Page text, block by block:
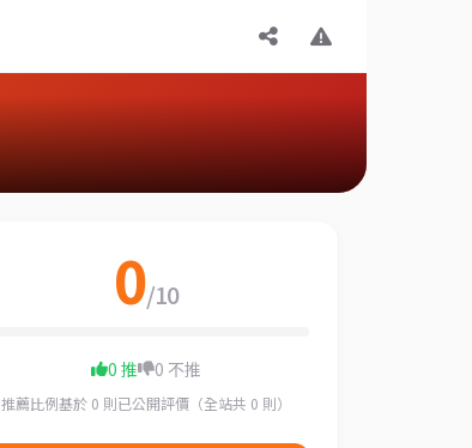
0/10
0 推 0 不推
推薦比例基於 0 則已公開評價（全站共 0 則）